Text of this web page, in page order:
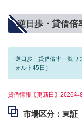
逆日歩・貸借倍
逆日歩・貸借倍率一覧リ
ォルト45日）
貸借情報【更新日】2026年
市場区分：東証